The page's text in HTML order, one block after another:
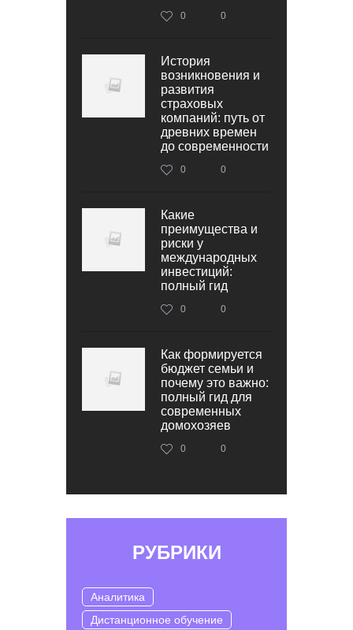
0 0
История
возникновения и
развития
страховых
компаний: путь от
древних времен
до современности
0 0
Какие
преимущества и
риски у
международных
инвестиций:
полный гид
0 0
Как формируется
бюджет семьи и
почему это важно:
полный гид для
современных
домохозяев
0 0
РУБРИКИ
Аналитика
Дистанционное обучение